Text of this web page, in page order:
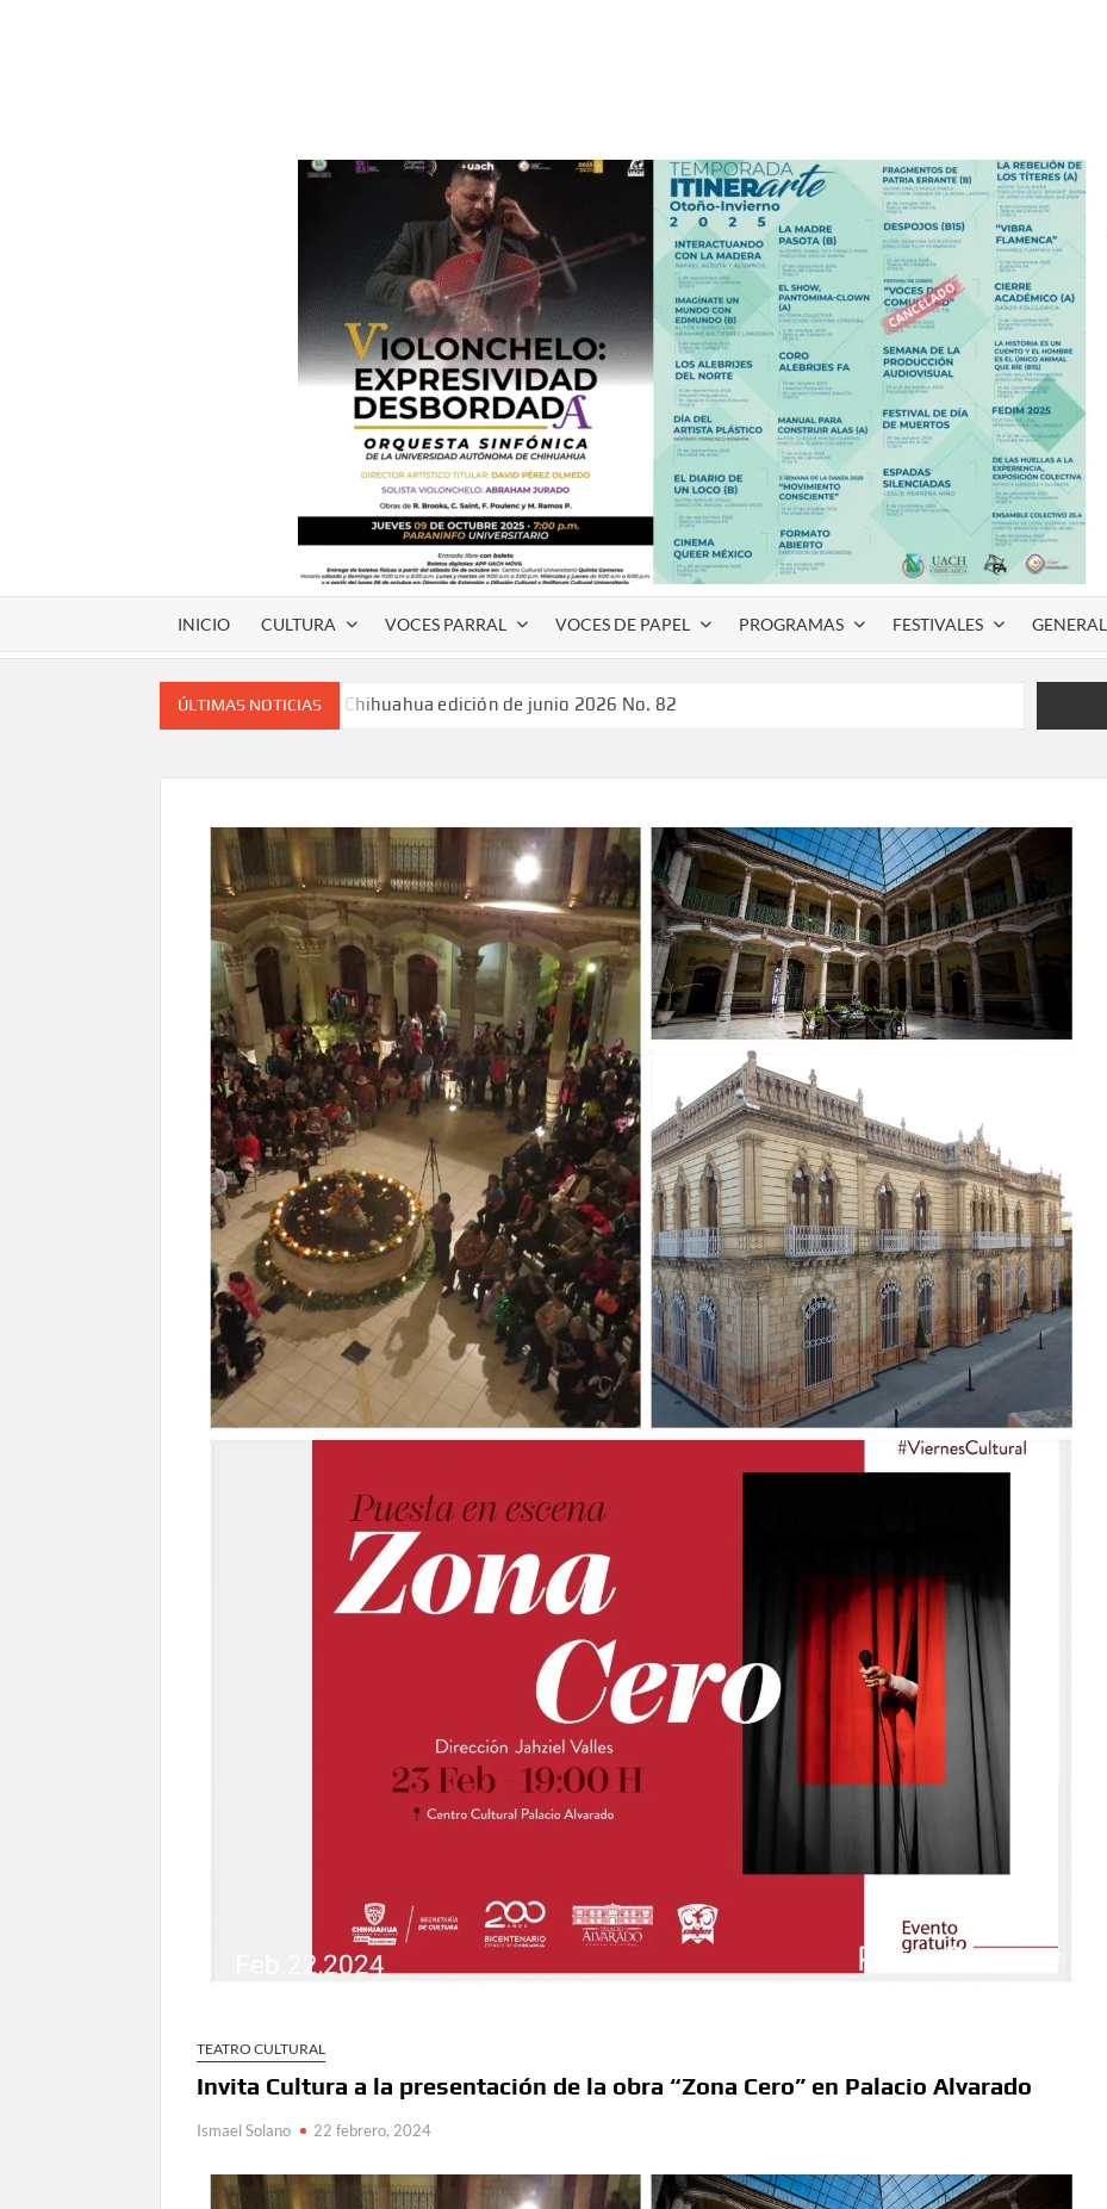
INICIO CULTURA VOCES PARRAL VOCES DE PAPEL PROGRAMAS FESTIVALES GENERAL
ÚLTIMAS NOTICIAS
Voces de papel Chihuahua edición de junio 2026 No. 82
Voces de papel Parral edición Carlos Montemayor #35
A 18 años de su partida, Teatro Bárbaro rinde homenaje a Víctor Hugo Rascón Banda con Voces en el
umbral
Invitan a participar en “Convocatoria UACH-SPAUACH 2026” para publicar textos académicos con sello
editorial.
Lanza Municipio convocatoria “Chihuahua Deja Huella” para convertir el arte local en identidad
Invitan a descubrir la escena cinematográfica del norte con la muestra “División del Norte: Episodio 2”
en Ciudad Juárez y la capital
Conmemorará Casa Chihuahua el aniversario luctuoso de Miguel Hidalgo
Continúa abierta la convocatoria para el Premio Indígena Literario “Erasmo Palma”
Inaugura Municipio exposición “Horizontes Opuestos” en el Aeropuerto Internacional de Chihuahua
Arranca Ofech su Temporada de Conciertos de Verano con presentaciones gratuitas en Palacio de
Gobierno
Invita Secretaría de Cultura al Festival Omáwari 2026 a celebrarse en Delicias
Amplía Biblioteca Central “Carlos Montemayor” actividades gratuitas para este mes de julio
TEATRO CULTURAL
Invita Cultura a la presentación de la obra “Zona Cero” en Palacio Alvarado
Ismael Solano 22 febrero, 2024